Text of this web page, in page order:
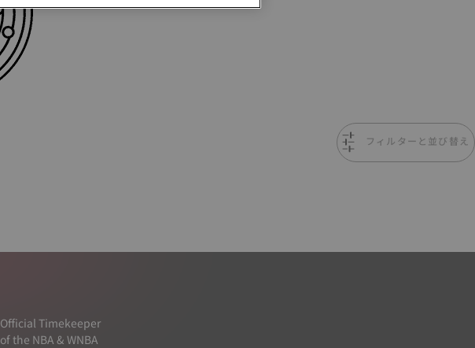
フィルターと並び替え
Official Timekeeper
of the NBA & WNBA